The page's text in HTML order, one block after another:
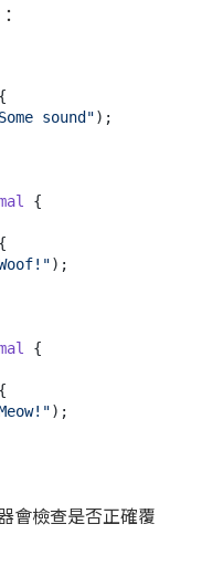
sound");
{
);
{
);
會檢查是否正確覆